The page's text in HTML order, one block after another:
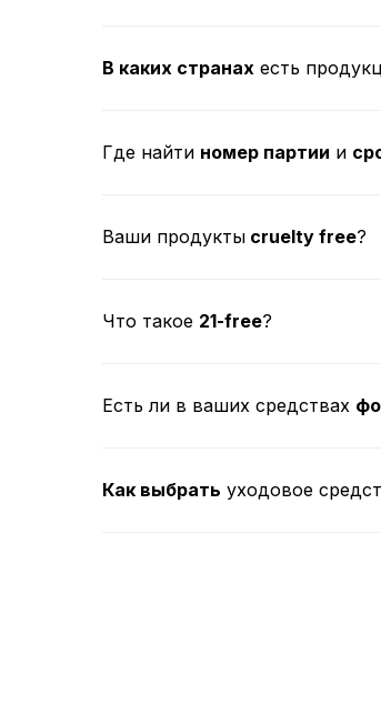
В каких странах есть
Где найти номер партии и
Ваши продукты cruelty free?
Что такое 21-free?
Есть ли в ваших средствах
Как выбрать уходовое